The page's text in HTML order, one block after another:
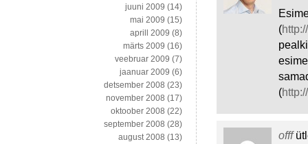
(
(
offf
juuni 2009 (14)
mai 2009 (15)
aprill 2009 (8)
märts 2009 (16)
veebruar 2009 (7)
jaanuar 2009 (6)
detsember 2008 (23)
november 2008 (17)
oktoober 2008 (22)
september 2008 (28)
august 2008 (13)